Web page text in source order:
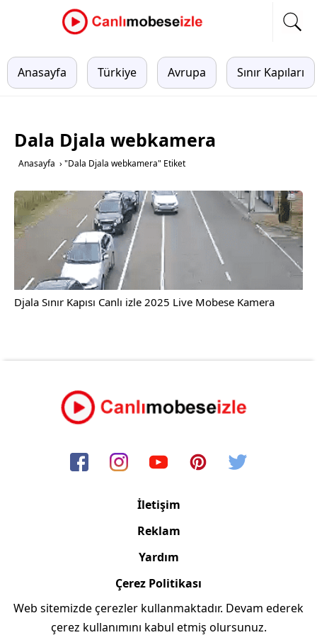
Anasayfa Türkiye Avrupa Sınır Kapıları
Dala Djala webkamera
Anasayfa › "Dala Djala webkamera" Etiket
Djala Sınır Kapısı Canlı izle 2025 Live Mobese Kamera
İletişim
Reklam
Yardım
Çerez Politikası
Copyright © 2006/2024 Canlimobeseizle.com
Web sitemizde çerezler kullanmaktadır. Devam ederek
çerez kullanımını kabul etmiş olursunuz.